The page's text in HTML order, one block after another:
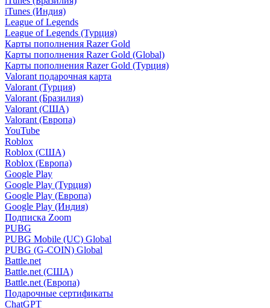
iTunes (Индия)
League of Legends
League of Legends (Турция)
Карты пополнения Razer Gold
Карты пополнения Razer Gold (Global)
Карты пополнения Razer Gold (Турция)
Valorant подарочная карта
Valorant (Турция)
Valorant (Бразилия)
Valorant (США)
Valorant (Европа)
YouTube
Roblox
Roblox (США)
Roblox (Европа)
Google Play
Google Play (Турция)
Google Play (Европа)
Google Play (Индия)
Подписка Zoom
PUBG
PUBG Mobile (UC) Global
PUBG (G-COIN) Global
Battle.net
Battle.net (США)
Battle.net (Европа)
Подарочные сертификаты
ChatGPT